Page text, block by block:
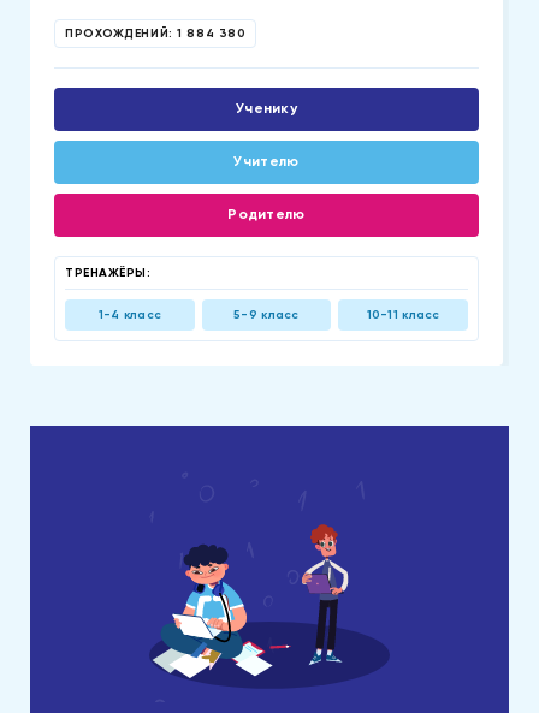
ПРОХОЖДЕНИЙ:1 884 380
Ученику
Учителю
Родителю
ТРЕНАЖЁРЫ:
1-4 класс 5-9 класс 10-11 класс